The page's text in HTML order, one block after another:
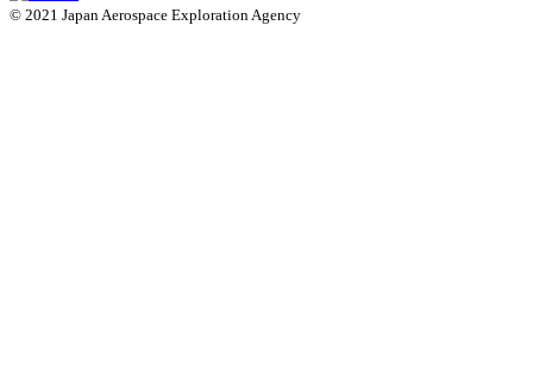
© 2021 Japan Aerospace Exploration Agency